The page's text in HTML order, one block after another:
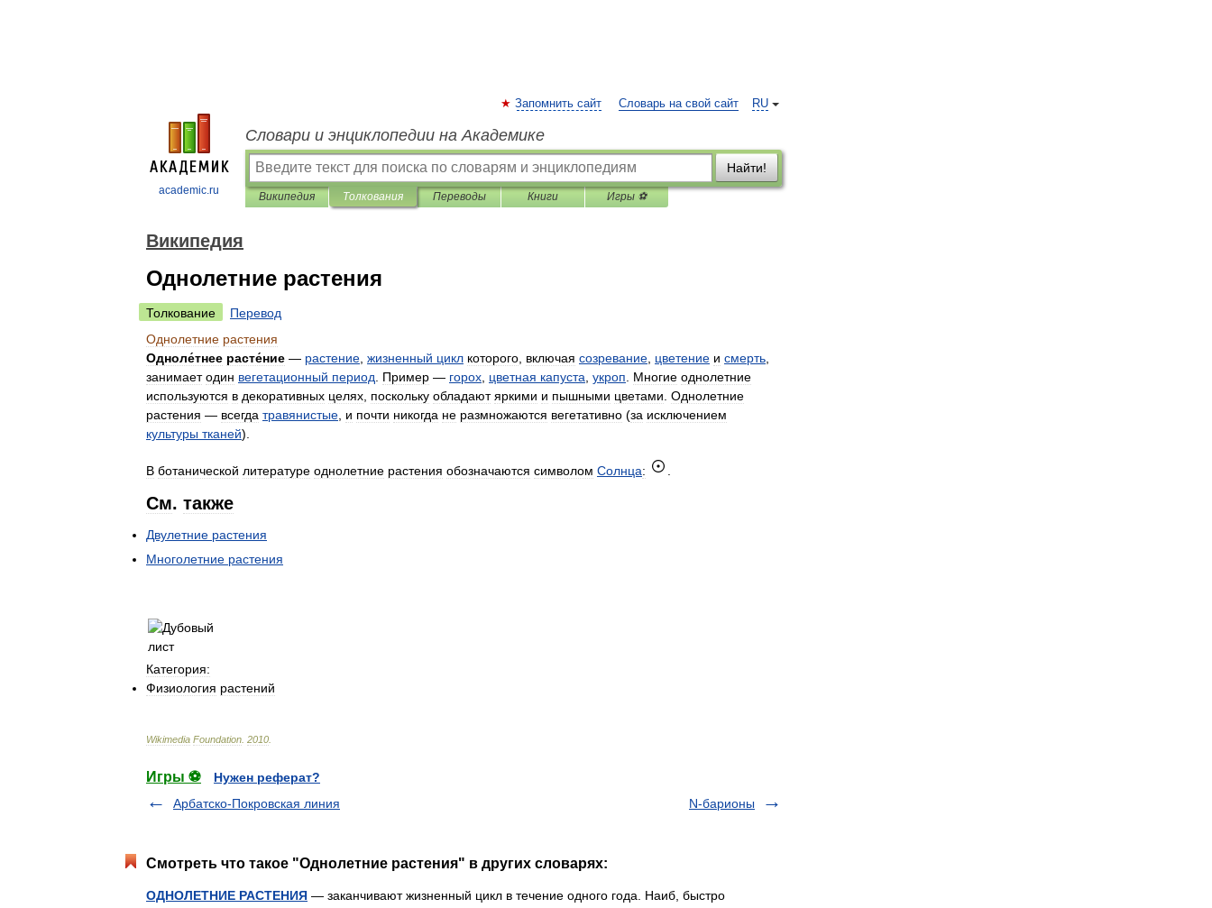
academic.ru
RU
Запомнить сайт Словарь на свой сайт
Словари и энциклопедии на Академике
Найти!
Википедия Толкования Переводы Книги Игры ⚽
Википедия
Однолетние растения
Толкование
Перевод
Однолетние растения
Одноле́тнее расте́ние — растение жизненный цикл которого включая созревание цветение и смерть
занимает один вегетационный период Пример — горох цветная капуста укроп Многие однолетние
используются в декоративных целях поскольку обладают яркими и пышными цветами Однолетние
растения — всегда травянистые и почти никогда не размножаются вегетативно (за исключением
культуры тканей).
В ботанической литературе однолетние растения обозначаются символом Солнца:
См. также
Двулетние растения
Многолетние растения
Категория:
Физиология растений
Wikimedia Foundation 2010
Игры ⚽
Нужен реферат?
Арбатско-Покровская линия
N-барионы
Смотреть что такое "Однолетние растения" в других словарях:
ОДНОЛЕТНИЕ РАСТЕНИЯ — заканчивают жизненный цикл в течение одного года. Наиб, быстро